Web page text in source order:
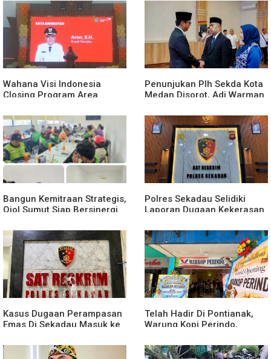
Polsek Entikong Gagalkan
Peredaran Sabu 151,76
Gram di Perbatasan
Kunker Perdana ke
Entikong, Kapolres Sanggau:
Keamanan Perbatasan
Tanggung Jawab Bersama
Wahana Visi Indonesia
Closing Program Area
Penunjukan Plh Sekda Kota
Medan Disorot, Adi Warman
Komitmen terhadap Sistem
Merit
Bangun Kemitraan Strategis,
Ojol Sumut Siap Bersinergi
yang Tertib dan Kondusif
Polres Sekadau Selidiki
Laporan Dugaan Kekerasan
Dibawah Umur
Kasus Dugaan Perampasan
Emas Di Sekadau Masuk ke
Telah Hadir Di Pontianak,
Warung Kopi Perindo,
dan Mendukung UMKM